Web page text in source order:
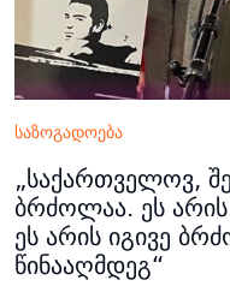
საზოგადოება
„საქართველოვ,
ბრძოლაა. ეს
ეს არის იგივე
წინააღმდეგ“